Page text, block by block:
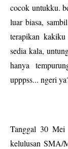
cocok untukku.
luar biasa,
terapikan
sedia kala,
hanya
upppss... ngeri
Tanggal 30 Mei
kelulusan SMA/